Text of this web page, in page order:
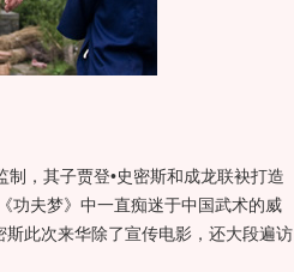
，其子贾登•史密斯和成龙联袂打造
功夫梦》中一直痴迷于中国武术的威
此次来华除了宣传电影，还大段遍访